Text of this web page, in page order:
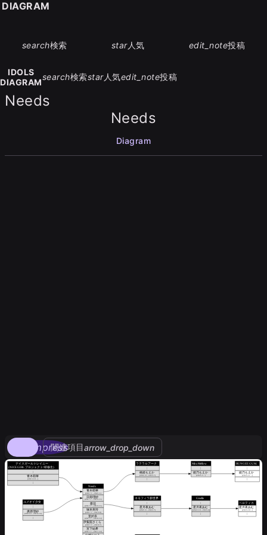
search検索 star人気 edit_note投稿
IDOLS
DIAGRAM
search検索star人気edit_note投稿
Needs
Needs
Diagram
compress
関連項目arrow_drop_down